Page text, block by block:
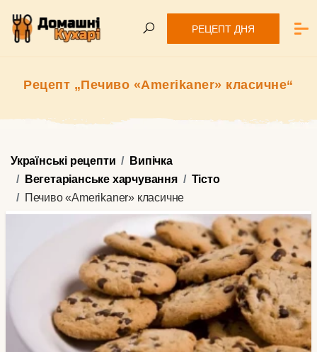
РЕЦЕПТ ДНЯ
Рецепт „Печиво «Amerikaner» класичне“
Українські рецепти
Випічка
Вегетаріанське харчування
Тісто
Печиво «Amerikaner» класичне